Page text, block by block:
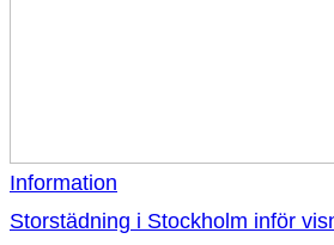
Information
Storstädning i Stockholm inför